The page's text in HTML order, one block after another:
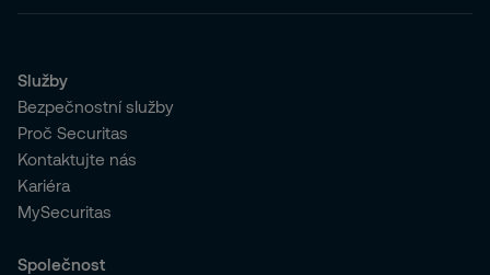
Služby
Bezpečnostní služby
Proč Securitas
Kontaktujte nás
Kariéra
MySecuritas
Společnost